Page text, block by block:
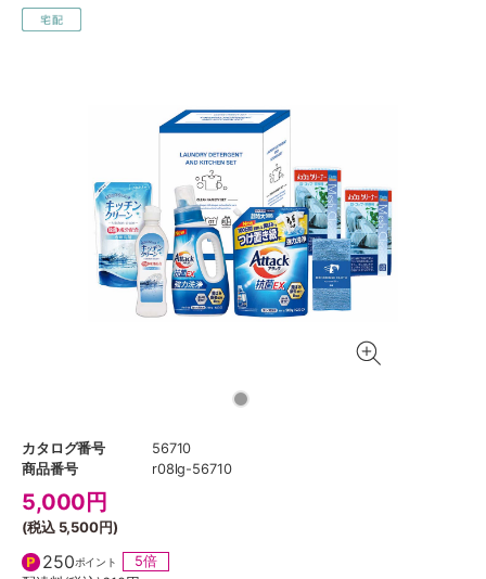
カタログ番号
56710
商品番号
r08lg-56710
5,000 円
(税込 5,500円)
250ポイント
5倍